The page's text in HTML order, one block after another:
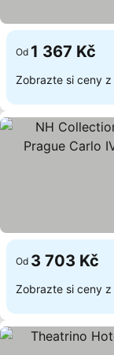
Od 1 367 Kč
Zobrazte si ceny z
Od 3 703 Kč
Zobrazte si ceny z